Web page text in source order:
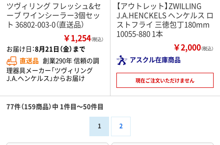
ツヴィリング フレッシュ&セ
ーブ ワインシーラー3個セッ
ト 36802-003-0（直送品）
￥1,254（税込）
お届け日：8月21日（金）まで
直送品 創業290年 信頼の調
理器具メーカー「ツヴィリング
J.A.ヘンケルス」からお届け
【アウトレット】ZWILLING
J.A.HENCKELS ヘンケルス ロ
ストフライ 三徳包丁180mm
10055-880 1本
￥2,000（税込）
アスクル在庫商品
現在ご注文いただけません
77件（159商品）中 1件目～50件目
1 2